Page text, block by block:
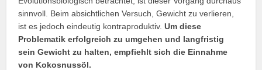
sinnvoll. Beim absichtlichen Versuch, Gewicht zu verlieren,
ist es jedoch eindeutig kontraproduktiv.Um diese
Problematik erfolgreich zu umgehen und langfristig
sein Gewicht zu halten, empfiehlt sich die Einnahme
von Kokosnussöl.